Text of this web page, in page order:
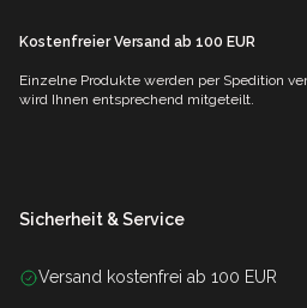
Kostenfreier Versand ab 100 EUR
Einzelne Produkte werden per Spedition
wird Ihnen entsprechend mitgeteilt.
Sicherheit & Service
Versand kostenfrei ab 100 EUR